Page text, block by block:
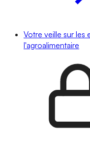
Votre veille sur les
l'agroalimentaire